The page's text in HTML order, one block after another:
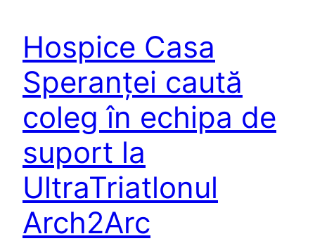
Hospice Casa
Speranței caută
coleg în echipa de
suport la
UltraTriatlonul
Arch2Arc